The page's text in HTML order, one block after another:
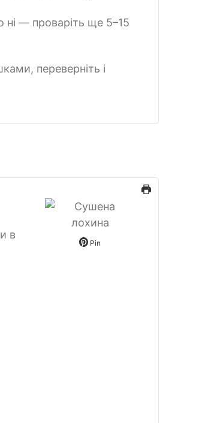
ні — проваріть ще 5–15
переверніть і
Pin
в